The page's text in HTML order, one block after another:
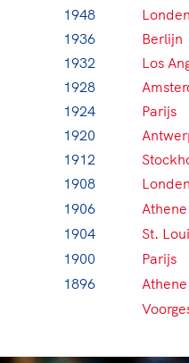
1948
Londen
1936
Berlijn
1932
Los
1928
1924
Parijs
1920
1912
1908
Londen
1906
Athene
1904
St.
1900
Parijs
1896
Athene